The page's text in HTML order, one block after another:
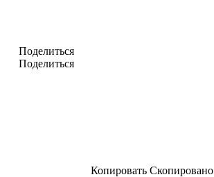
Поделиться
Поделиться
Копировать Скопировано